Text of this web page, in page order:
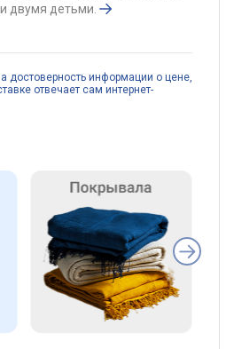
двумя детьми.
достоверность информации о цене,
отвечает сам интернет-